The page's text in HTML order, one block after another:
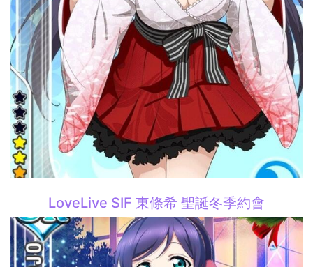
LoveLive SIF 東條希 聖誕冬季約會